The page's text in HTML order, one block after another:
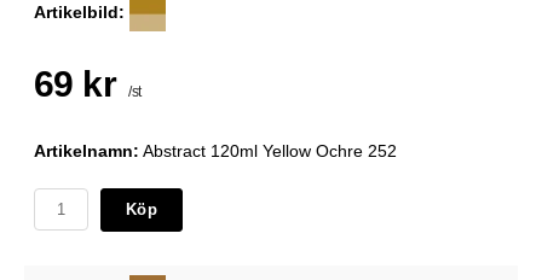
Artikelbild:
69 kr /st
Artikelnamn: Abstract 120ml Yellow Ochre 252
Köp